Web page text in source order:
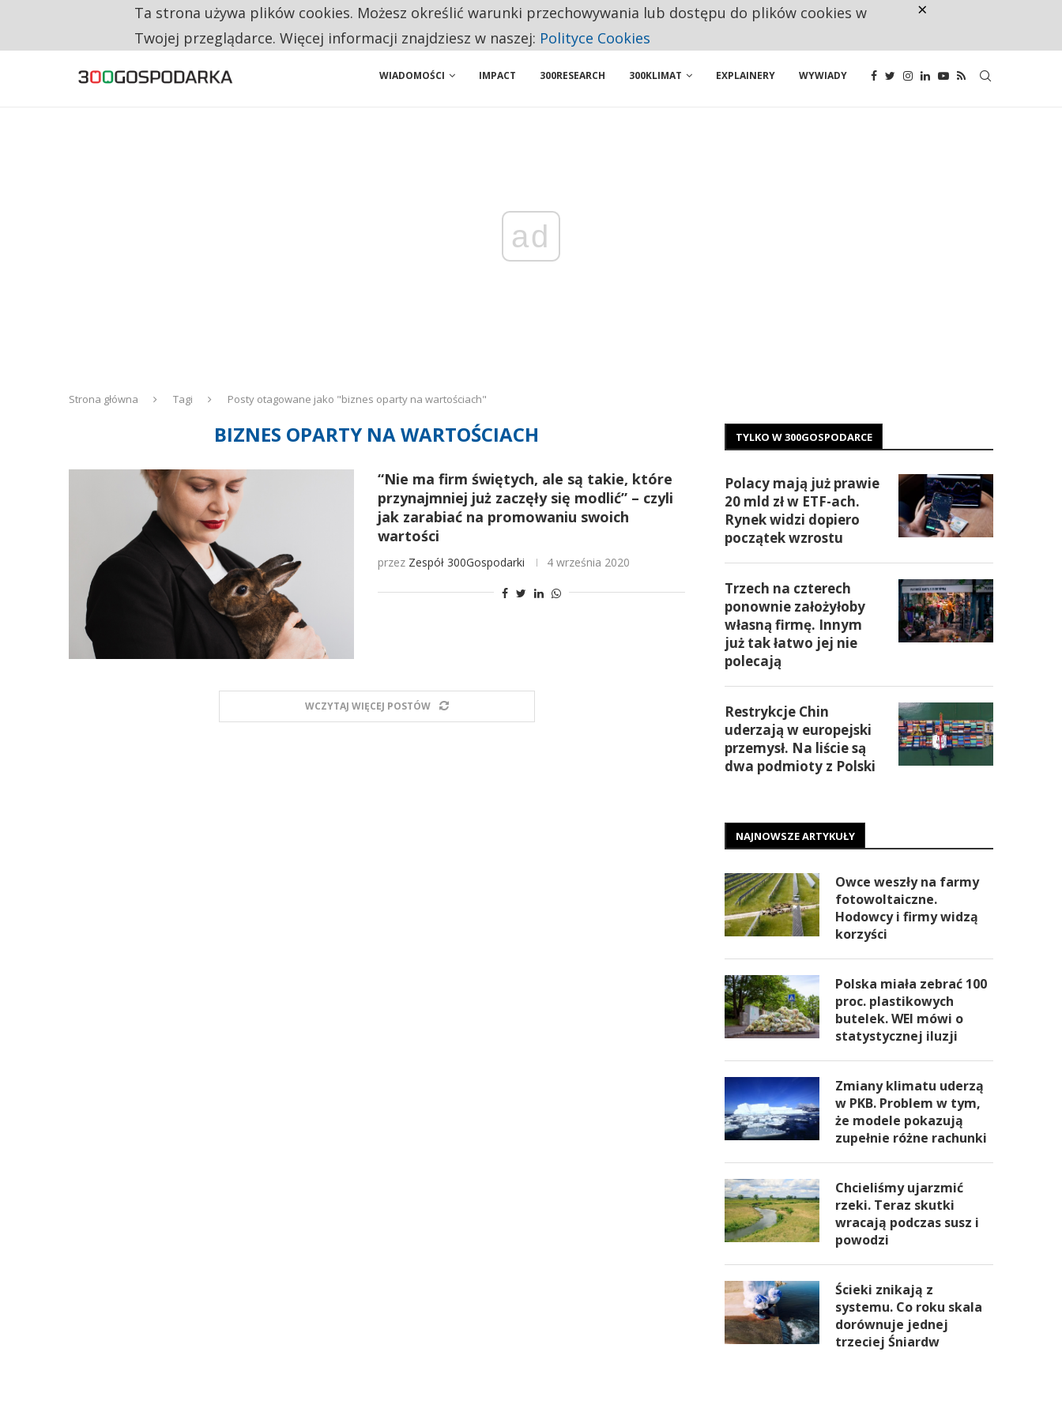
TRZECH NA CZTERECH PONOWNIE ZAŁOŻYŁOBY WŁASNĄ FIRMĘ. INNYM JUŻ TAK ŁATWO JEJ NIE POLECAJĄ
RESTRYKCJE CHIN UDERZAJĄ W EUROPEJSKI PRZEMYSŁ. NA LIŚCIE SĄ DWA PODMIOTY Z POLSKI
WIADOMOŚCI IMPACT 300RESEARCH 300KLIMAT EXPLAINERY WYWIADY
ad
Strona główna Tagi Posty otagowane jako "biznes oparty na wartościach"
BIZNES OPARTY NA WARTOŚCIACH
“Nie ma firm świętych, ale są takie, które
przynajmniej już zaczęły się modlić” – czyli
jak zarabiać na promowaniu swoich
wartości
przez Zespół 300Gospodarki 4 września 2020
WCZYTAJ WIĘCEJ POSTÓW
TYLKO W 300GOSPODARCE
Polacy mają już prawie
20 mld zł w ETF-ach.
Rynek widzi dopiero
początek wzrostu
Trzech na czterech
ponownie założyłoby
własną firmę. Innym
już tak łatwo jej nie
polecają
Restrykcje Chin
uderzają w europejski
przemysł. Na liście są
dwa podmioty z Polski
NAJNOWSZE ARTYKUŁY
Owce weszły na farmy
fotowoltaiczne.
Hodowcy i firmy widzą
korzyści
Polska miała zebrać 100
proc. plastikowych
butelek. WEI mówi o
statystycznej iluzji
Zmiany klimatu uderzą
w PKB. Problem w tym,
że modele pokazują
zupełnie różne rachunki
Chcieliśmy ujarzmić
rzeki. Teraz skutki
wracają podczas susz i
powodzi
Ścieki znikają z
systemu. Co roku skala
dorównuje jednej
trzeciej Śniardw
Ta strona używa plików cookies. Możesz określić warunki przechowywania lub dostępu do plików cookies w
Twojej przeglądarce. Więcej informacji znajdziesz w naszej: Polityce Cookies
×